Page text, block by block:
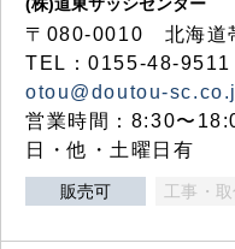
〒080-0010 北海道
TEL：0155-48-
otou@doutou-
営業時間：8:30〜
日・他・土曜日有
販売可 工事・